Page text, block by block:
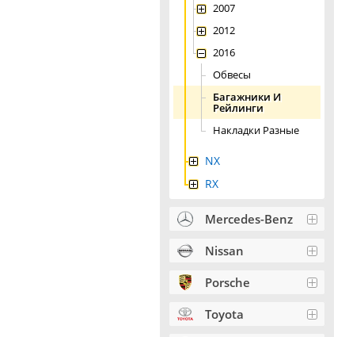
2007
2012
2016
Обвесы
Багажники И
Рейлинги
Накладки Разные
NX
RX
Mercedes-Benz
Nissan
Porsche
Toyota